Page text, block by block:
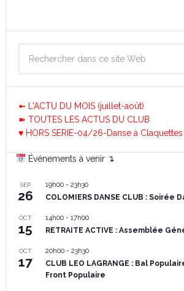
➼ L'ACTU DU MOIS (juillet-août)
➽ TOUTES LES ACTUS DU CLUB
♥ HORS SERIE-04/26-Danse à Claquettes
Événements à venir ↴
SEP
26
19h00- 23h30
COLOMIERS DANSE CLUB : Soirée
OCT
15
14h00- 17h00
RETRAITE ACTIVE : Assemblée
OCT
17
20h00- 23h30
CLUB LEO LAGRANGE : Bal
Front Populaire